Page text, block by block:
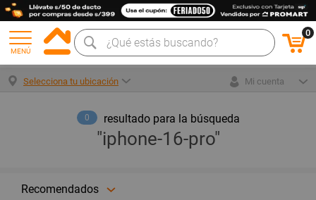
MENÚ
0
Selecciona tu ubicación Mi cuenta
0 resultado para la búsqueda
"iphone-16-pro"
Recomendados